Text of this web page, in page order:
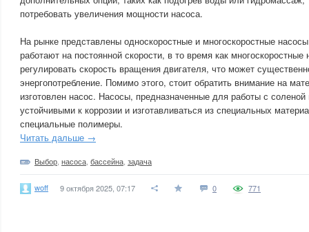
потребовать увеличения мощности насоса.
На рынке представлены односкоростные и многоскоростные
работают на постоянной скорости, в то время как
регулировать скорость вращения двигателя, что может
энергопотребление. Помимо этого, стоит обратить внимание на
изготовлен насос. Насосы, предназначенные для работы с
устойчивыми к коррозии и изготавливаться из специальных
специальные полимеры.
Читать дальше →
Выбор насоса бассейна задача
woff 9 октября 2025, 07:17 0 771